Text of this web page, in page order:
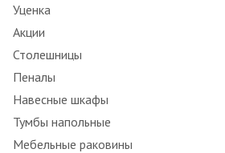
Уценка
Акции
Столешницы
Пеналы
Навесные шкафы
Тумбы напольные
Мебельные раковины